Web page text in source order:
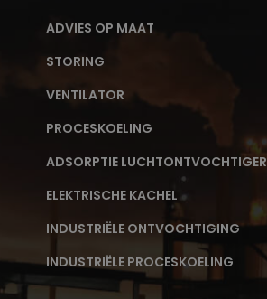
ADVIES OP MAAT
STORING
VENTILATOR
PROCESKOELING
ADSORPTIE LUCHTONTVOCHTIGER
ELEKTRISCHE KACHEL
INDUSTRIËLE ONTVOCHTIGING
INDUSTRIËLE PROCESKOELING